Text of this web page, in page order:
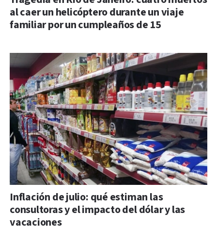
al caer un helicóptero durante un viaje
familiar por un cumpleaños de 15
Inflación de julio: qué estiman las
consultoras y el impacto del dólar y las
vacaciones